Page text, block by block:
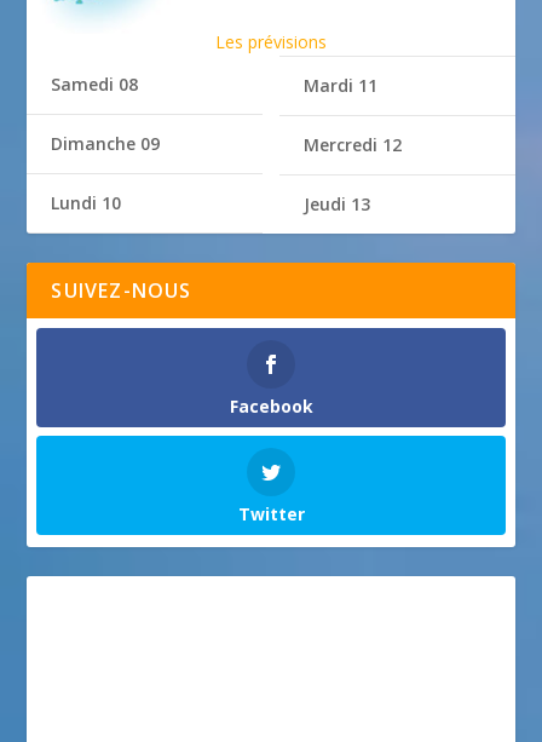
Les prévisions
Samedi 08
Dimanche 09
Lundi 10
Mardi 11
Mercredi 12
Jeudi 13
SUIVEZ-NOUS
Facebook
Twitter